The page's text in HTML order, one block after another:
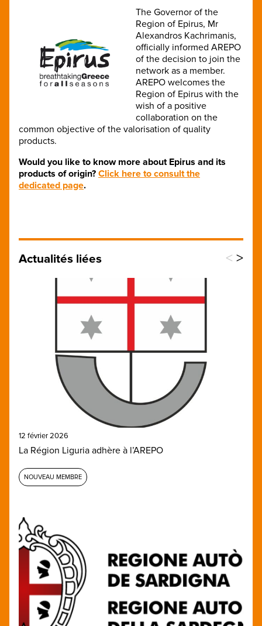
The Governor of the
Region of Epirus, Mr
Alexandros Kachrimanis,
officially informed AREPO
of the decision to join the
network as a member.
AREPO welcomes the
Region of Epirus with the
wish of a positive
collaboration on the
common objective of the valorisation of quality
products.
Would you like to know more about Epirus and its
products of origin? Click here to consult the
dedicated page.
Actualités liées < >
12 février 2026
La Région Liguria adhère à l’AREPO
NOUVEAU MEMBRE